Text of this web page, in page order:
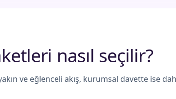
nasıl seçilir?
ve eğlenceli akış, kurumsal davette ise